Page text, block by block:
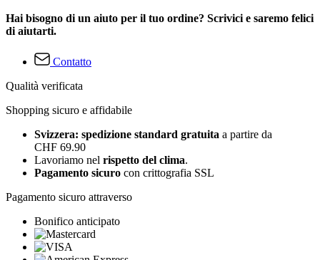
Hai bisogno di un aiuto per il tuo ordine? Scrivici e saremo felici
di aiutarti.
Contatto
Qualità verificata
Shopping sicuro e affidabile
Svizzera: spedizione standard gratuita a partire da
CHF 69.90
Lavoriamo nel rispetto del clima.
Pagamento sicuro con crittografia SSL
Pagamento sicuro attraverso
Bonifico anticipato